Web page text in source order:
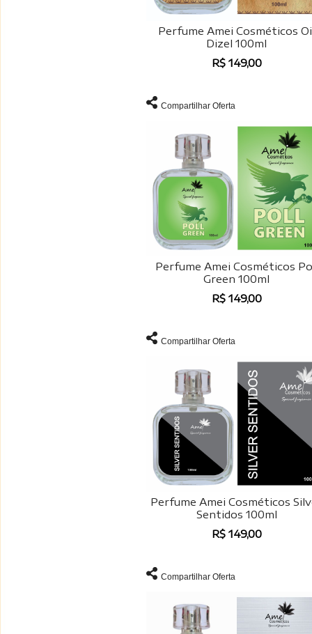
Perfume Amei Cosméticos
Dizel 100ml
R$ 149,00
Compartilhar Oferta
Perfume Amei Cosméticos
Green 100ml
R$ 149,00
Compartilhar Oferta
Perfume Amei Cosméticos
Sentidos 100ml
R$ 149,00
Compartilhar Oferta